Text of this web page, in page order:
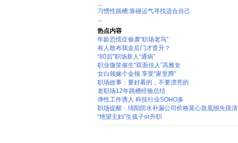
...
习惯性跳槽:靠碰运气寻找适合自己
...
热点内容
年龄恐慌症偷袭“职场老鸟”
有人散布我走后门才晋升？
“80后”职场新人“通病”
职业微笑催生“双面佳人”高雅女
女白领嫁个金领 享受“家里蹲”
职场故事：要好看的，不要漂亮的
老职场12年跳槽经验总结
弹性工作诱人 科技行业SOHO多
职场提醒：绵阳防水补漏公司价格莫心急底细先摸清
“绝望主妇”生孩子or升职